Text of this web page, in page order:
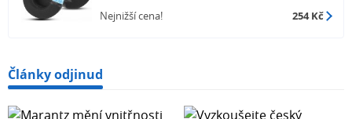
Nejnižší cena! 254 Kč
Články odjinud